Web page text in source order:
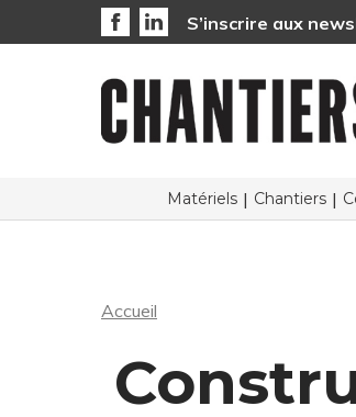
S’inscrire aux
Matériels Chantiers
Accueil